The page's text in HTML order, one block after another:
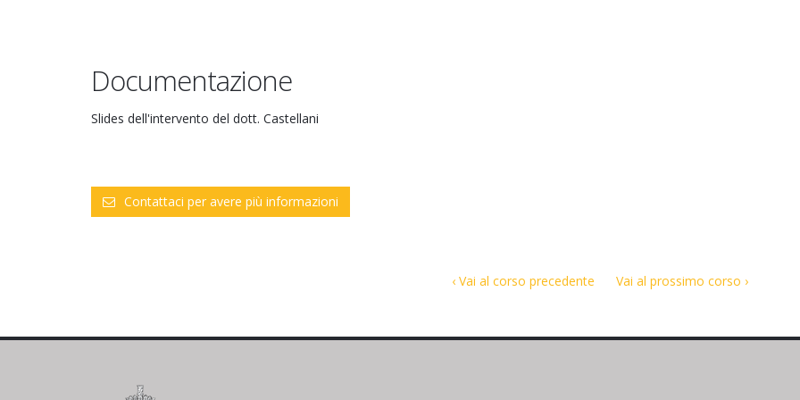
Documentazione
Slides dell'intervento del dott. Castellani
Contattaci per avere più informazioni
‹ Vai al corso precedente Vai al prossimo corso ›